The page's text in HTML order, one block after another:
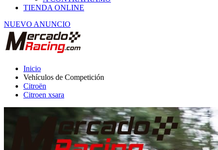
NUEVO ANUNCIO
Vehículos de Competición
Citroën
Citroen xsara